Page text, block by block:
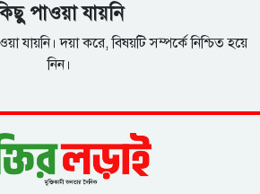
পাওয়া যায়নি
যায়নি। দয়া করে, বিষয়টি সম্পর্কে নিশ্চিত হয়ে
নিন।